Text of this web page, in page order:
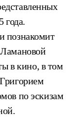
года.
познакомит
в кино, в том
по эскизам